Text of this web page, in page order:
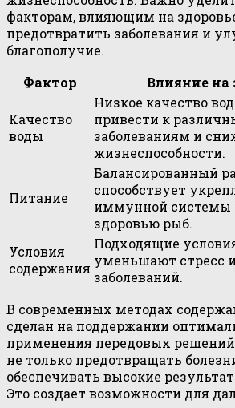
факторам, влияющим на
предотвратить заболевания и
благополучие.
Фактор
Влияние на
Качество
воды
Низкое качество
привести к
заболеваниям и
жизнеспособности.
Питание
Балансированный
способствует
иммунной системы
здоровью рыб.
Условия
содержания
Подходящие
уменьшают стресс
заболеваний.
В современных методах
сделан на поддержании
применения передовых
не только предотвращать
обеспечивать высокие
Это создает возможности для